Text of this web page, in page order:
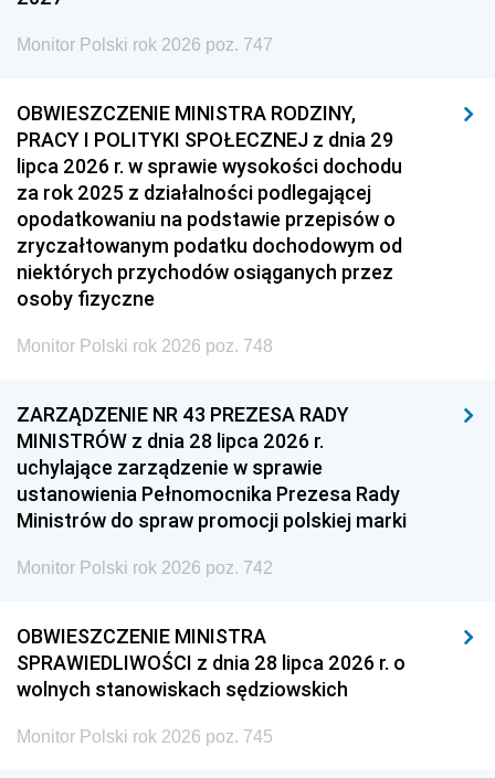
Monitor Polski rok 2026 poz. 747
OBWIESZCZENIE MINISTRA RODZINY,
PRACY I POLITYKI SPOŁECZNEJ z dnia 29
lipca 2026 r. w sprawie wysokości dochodu
za rok 2025 z działalności podlegającej
opodatkowaniu na podstawie przepisów o
zryczałtowanym podatku dochodowym od
niektórych przychodów osiąganych przez
osoby fizyczne
Monitor Polski rok 2026 poz. 748
ZARZĄDZENIE NR 43 PREZESA RADY
MINISTRÓW z dnia 28 lipca 2026 r.
uchylające zarządzenie w sprawie
ustanowienia Pełnomocnika Prezesa Rady
Ministrów do spraw promocji polskiej marki
Monitor Polski rok 2026 poz. 742
OBWIESZCZENIE MINISTRA
SPRAWIEDLIWOŚCI z dnia 28 lipca 2026 r. o
wolnych stanowiskach sędziowskich
Monitor Polski rok 2026 poz. 745